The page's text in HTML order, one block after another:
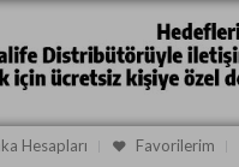
Hesapları Favorilerim